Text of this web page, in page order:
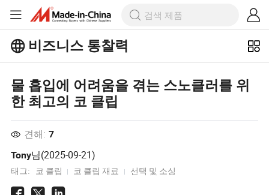
비즈니스 통찰력
사를 살펴보세요!
더 많이보기
물 흡입에 어려움을 겪는 스노클러를 위
한 최고의 코 클립
견해: 7
Tony님(2025-09-21)
태그: 코 클립 코 클립 재료 선택 및 소싱